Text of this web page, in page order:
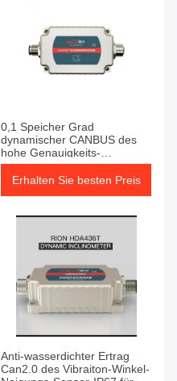
0,1 Speicher Grad
dynamischer CANBUS des
hohe Genauigkeits-
Inklinationskompass--40C-
+85C
Erhalten Sie besten Preis
Anti-wasserdichter Ertrag
Can2.0 des Vibraiton-Winkel-